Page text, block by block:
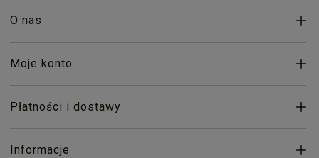
O nas
Moje konto
Płatności i dostawy
Informacje